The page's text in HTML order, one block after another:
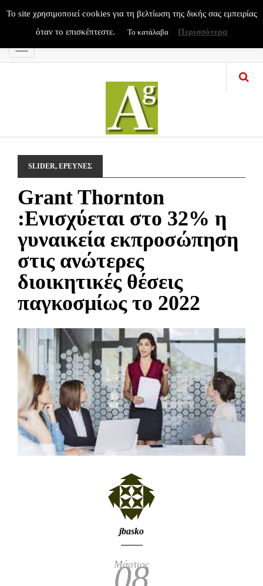
Menu
SLIDER, ΕΡΕΥΝΕΣ
Grant Thornton
:Ενισχύεται στο 32% η
γυναικεία εκπροσώπηση
στις ανώτερες
διοικητικές θέσεις
παγκοσμίως το 2022
jbasko
Μάρτιος
To site χρησιμοποιεί cookies για τη βελτίωση της δικής σας εμπειρίας
όταν το επισκέπτεστε.
Το κατάλαβα Περισσότερα